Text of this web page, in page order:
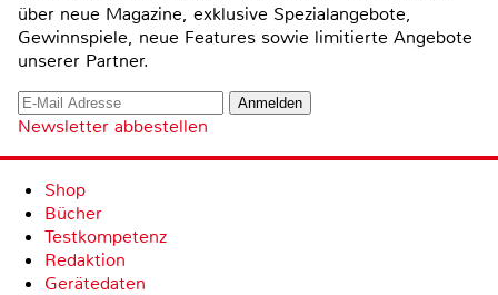
über neue Magazine, exklusive Spezialangebote,
Gewinnspiele, neue Features sowie limitierte Angebote
unserer Partner.
Newsletter abbestellen
Shop
Bücher
Testkompetenz
Redaktion
Gerätedaten